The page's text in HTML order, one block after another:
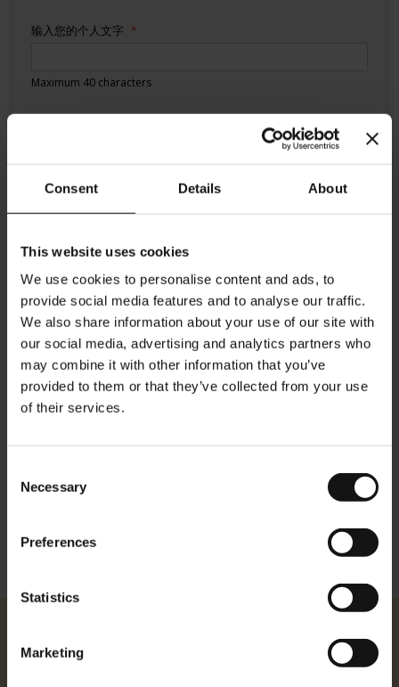
Consent Details About
This website uses cookies
We use cookies to personalise content and ads, to
provide social media features and to analyse our traffic.
We also share information about your use of our site with
our social media, advertising and analytics partners who
may combine it with other information that you’ve
provided to them or that they’ve collected from your use
of their services.
Selection
Necessary
Preferences
Statistics
Marketing
输入您的个人文字
Maximum 40 characters
细节
通过将文字输入问候框，从Julius Meinl中个性化您的礼物。请将您的
条目限制为40个字符（包括空间）。您的个人信息将被激光刻在您的
产品上。分享您的感受，并通过发自内心的个人信息让亲人感到惊
讶。 CAFE专家Espresso Gold浓缩咖啡黄金与其他意大利浓缩咖啡
品牌不同。 虽然许多意大利品牌在咖啡中添加了Rubusta Bean，但
最好的咖啡种植地区。略深色的烤肉在果味和苦味之间取得了微妙的